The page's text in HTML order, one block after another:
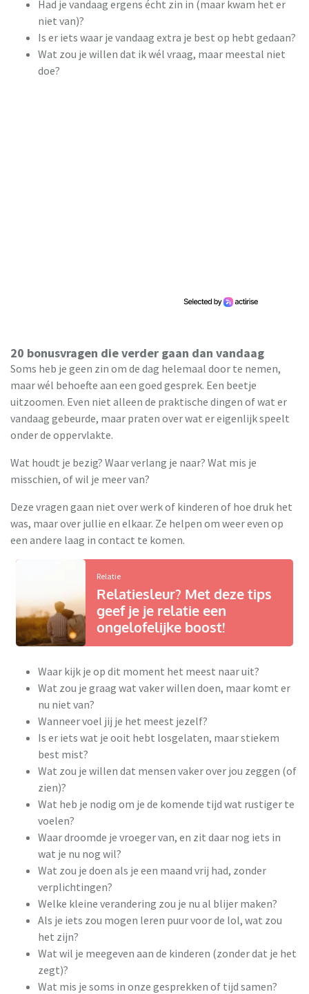
Had je vandaag ergens écht zin in (maar kwam het er
niet van)?
Is er iets waar je vandaag extra je best op hebt gedaan?
Wat zou je willen dat ik wél vraag, maar meestal niet
doe?
20 bonusvragen die verder gaan dan vandaag
Soms heb je geen zin om de dag helemaal door te nemen,
maar wél behoefte aan een goed gesprek. Een beetje
uitzoomen. Even niet alleen de praktische dingen of wat er
vandaag gebeurde, maar praten over wat er eigenlijk speelt
onder de oppervlakte.
Wat houdt je bezig? Waar verlang je naar? Wat mis je
misschien, of wil je meer van?
Deze vragen gaan niet over werk of kinderen of hoe druk het
was, maar over jullie en elkaar. Ze helpen om weer even op
een andere laag in contact te komen.
Relatie
Relatiesleur? Met deze tips
geef je je relatie een
ongelofelijke boost!
Waar kijk je op dit moment het meest naar uit?
Wat zou je graag wat vaker willen doen, maar komt er
nu niet van?
Wanneer voel jij je het meest jezelf?
Is er iets wat je ooit hebt losgelaten, maar stiekem
best mist?
Wat zou je willen dat mensen vaker over jou zeggen (of
zien)?
Wat heb je nodig om je de komende tijd wat rustiger te
voelen?
Waar droomde je vroeger van, en zit daar nog iets in
wat je nu nog wil?
Wat zou je doen als je een maand vrij had, zonder
verplichtingen?
Welke kleine verandering zou je nu al blijer maken?
Als je iets zou mogen leren puur voor de lol, wat zou
het zijn?
Wat wil je meegeven aan de kinderen (zonder dat je het
zegt)?
Wat mis je soms in onze gesprekken of tijd samen?